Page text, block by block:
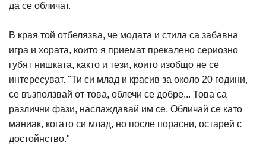
да се обличат.
В края той отбелязва, че модата и стила са забавна
игра и хората, които я приемат прекалено сериозно
губят нишката, както и тези, които изобщо не се
интересуват. "Ти си млад и красив за около 20 години,
се възползвай от това, облечи се добре... Това са
различни фази, наслаждавай им се. Обличай се като
маниак, когато си млад, но после порасни, остарей с
достойнство."